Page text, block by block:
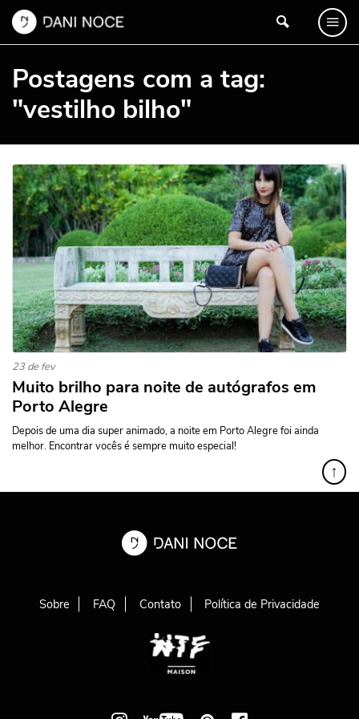
Postagens com a tag:
"vestilho bilho"
23 de fev
Muito brilho para noite de autógrafos em
Porto Alegre
Depois de uma dia super animado, a noite em Porto Alegre foi ainda
melhor. Encontrar vocês é sempre muito especial!
↑
Sobre FAQ Contato Política de Privacidade